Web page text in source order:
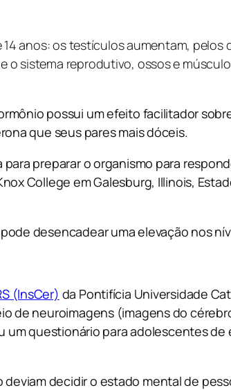
anos: os testículos aumentam,
sistema reprodutivo, ossos e
possui um efeito facilitador
que seus pares mais dóceis.
preparar o organismo para
College em Galesburg, Illinois,
desencadear uma elevação nos
(InsCer) da Pontifícia Universidade
de neuroimagens (imagens do
um questionário para adolescentes
decidir o estado mental de